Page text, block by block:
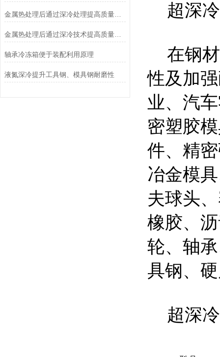
金属热处理后通过深冷处理提高质量、延长寿命、降低生产成本
金属热处理后通过深冷技术提高质量、延长寿命、降低生产成本
轴承冷冻箱便于装配利用原理
液氮深冷提升工具钢、模具钢耐磨性
超深冷
在钢材
性及加
业、汽
密塑胶
件、精
冶金模
夫球头
橡胶、
轮、轴
具钢、
超深冷